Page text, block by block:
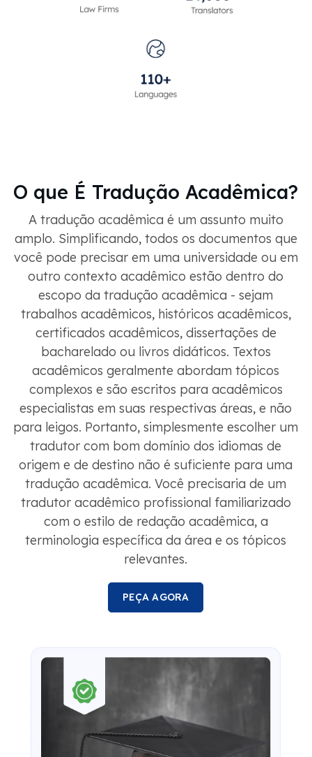
O que É Tradução Acadêmica?
A tradução acadêmica é um assunto muito
amplo. Simplificando, todos os documentos que
você pode precisar em uma universidade ou em
outro contexto acadêmico estão dentro do
escopo da tradução acadêmica - sejam
trabalhos acadêmicos, históricos acadêmicos,
certificados acadêmicos, dissertações de
bacharelado ou livros didáticos. Textos
acadêmicos geralmente abordam tópicos
complexos e são escritos para acadêmicos
especialistas em suas respectivas áreas, e não
para leigos. Portanto, simplesmente escolher um
tradutor com bom domínio dos idiomas de
origem e de destino não é suficiente para uma
tradução acadêmica. Você precisaria de um
tradutor acadêmico profissional familiarizado
com o estilo de redação acadêmica, a
terminologia específica da área e os tópicos
relevantes.
PEÇA AGORA